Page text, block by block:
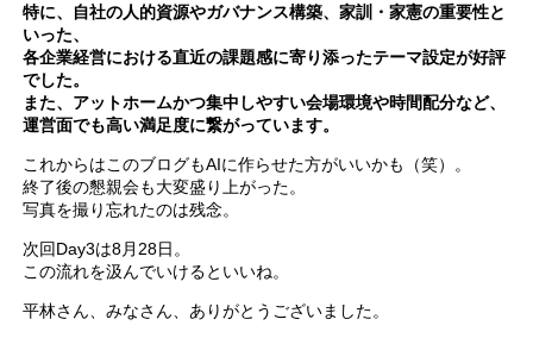
特に、自社の人的資源やガバナンス構築、家訓・家憲の重要性と
いった、
各企業経営における直近の課題感に寄り添ったテーマ設定が好評
でした。
また、アットホームかつ集中しやすい会場環境や時間配分など、
運営面でも高い満足度に繋がっています。
これからはこのブログもAIに作らせた方がいいかも（笑）。
終了後の懇親会も大変盛り上がった。
写真を撮り忘れたのは残念。
次回Day3は8月28日。
この流れを汲んでいけるといいね。
平林さん、みなさん、ありがとうございました。